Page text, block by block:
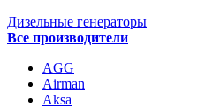
Дизельные генераторы
Все производители
AGG
Airman
Aksa